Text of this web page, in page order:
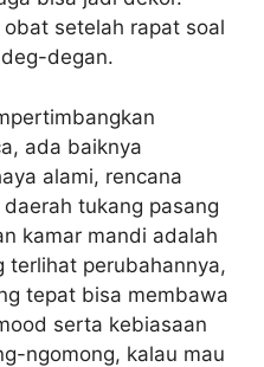
setelah rapat soal
degan.
ada baiknya
alami, rencana
tukang pasang
kamar mandi adalah
terlihat perubahannya,
tepat bisa membawa
serta kebiasaan
ngomong, kalau mau